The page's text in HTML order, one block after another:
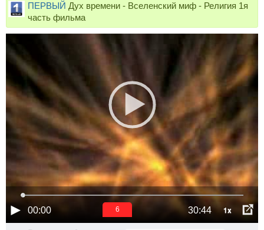
ПЕРВЫЙ Дух времени - Вселенский миф - Религия 1я
часть фильма
00:00 30:44 1x
5